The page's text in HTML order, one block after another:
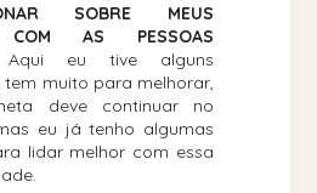
SOBRE MEUS
COM AS PESSOAS
Aqui eu tive alguns
tem muito para melhorar,
deve continuar no
eu já tenho algumas
lidar melhor com essa